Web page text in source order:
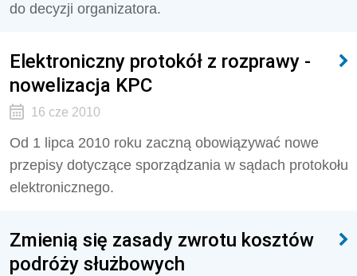
do decyzji organizatora.
Elektroniczny protokół z rozprawy -
nowelizacja KPC
16 cze 2010
Od 1 lipca 2010 roku zaczną obowiązywać nowe
przepisy dotyczące sporządzania w sądach protokołu
elektronicznego.
Zmienią się zasady zwrotu kosztów
podróży służbowych